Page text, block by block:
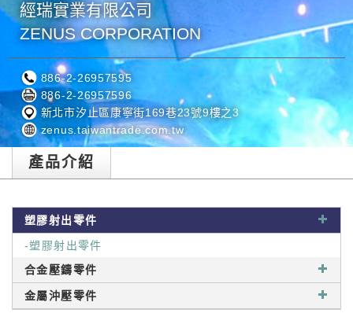
經瑞實業有限公司
ZENUS CORPORATION
886-2-26957595
886-2-26957596
新北市汐止區康寧街169巷23號9樓之3
zenus.taiwantrade.com.tw
產品介紹
塑膠射出零件
-塑膠射出零件
合金壓鑄零件
金屬沖壓零件